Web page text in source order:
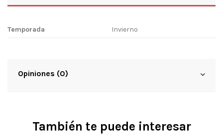
Temporada Invierno
Opiniones (0)
También te puede interesar